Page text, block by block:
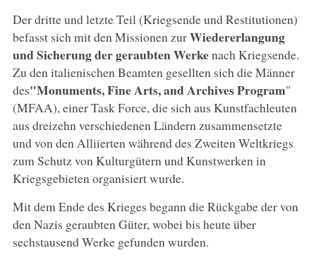
Der dritte und letzte Teil (Kriegsende und Restitutionen)
befasst sich mit den Missionen zurWiedererlangung
und Sicherung der geraubten Werkenach Kriegsende.
Zu den italienischen Beamten gesellten sich die Männer
des"Monuments, Fine Arts, and Archives Program"
(MFAA), einer Task Force, die sich aus Kunstfachleuten
aus dreizehn verschiedenen Ländern zusammensetzte
und von den Alliierten während des Zweiten Weltkriegs
zum Schutz von Kulturgütern und Kunstwerken in
Kriegsgebieten organisiert wurde.
Mit dem Ende des Krieges begann die Rückgabe der von
den Nazis geraubten Güter, wobei bis heute über
sechstausend Werke gefunden wurden.